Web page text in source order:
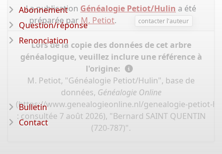
La publication Généalogie Petiot/Hulin a été
préparée par M. Petiot. contacter l'auteur
Lors de la copie des données de cet arbre
généalogique, veuillez inclure une référence à
l'origine:
M. Petiot, "Généalogie Petiot/Hulin", base de
données, Généalogie Online
(https://www.genealogieonline.nl/genealogie-petiot-
: consultée 7 août 2026), "Bernard SAINT QUENTIN
(720-787)".
Abonnement
Question/réponse
Renonciation
Bulletin
Contact